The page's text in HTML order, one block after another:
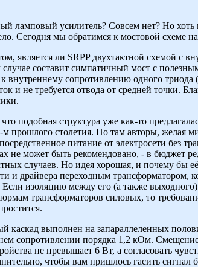
ламповый усилитель? Совсем нет? Но
Сегодня мы обратимся к мостовой
является ли SRPP двухтактной схемой с
составит симпатичный мост с
внутреннему сопротивлению одного
и не требуется отвода от средней точки.
подобная структура уже как-то
прошлого столетия. Но там авторы, желая
питание от электросети без
не может быть рекомендовано, - в бюджет
случаев. Но идея хорошая, и почему бы
и драйвера переходным трансформатором,
Если изоляцию между его (а также
трансформаторов силовых, то
каскад выполнен на запараллеленных
сопротивлении порядка 1,2 кОм. Смещение
не превышает 6 Вт, а согласовать
чтобы вам пришлось гасить сигнал